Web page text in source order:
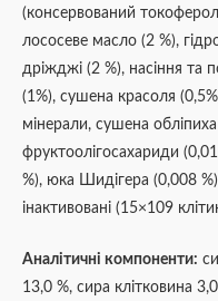
(консервований
лососеве масло (2 %),
дріжджі (2 %), насіння та
(1%), сушена красоля
мінерали, сушена
фруктоолігосахариди
%), юка Шидігера (0,008
інактивовані (15×109
Аналітичні компоненти:
13,0 %, сира клітковина